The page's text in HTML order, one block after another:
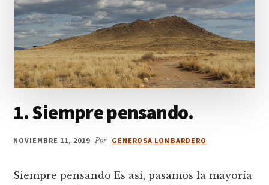
1. Siempre pensando.
NOVIEMBRE 11, 2019 Por GENEROSA LOMBARDERO
Siempre pensando Es así, pasamos la mayoría